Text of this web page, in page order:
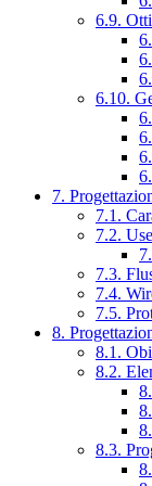
6.9.
6.10.
7.
7.1.
7.2.
7.3.
7.4.
7.5.
8.
8.1.
8.2.
8.3.